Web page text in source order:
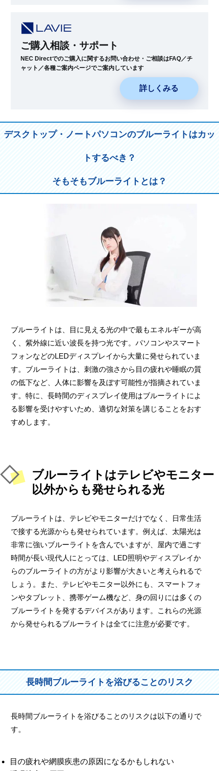
ご購入相談・サポート
NEC Directでのご購入に関するお問い合わせ・ご相談はFAQ／チ
ャット／各種ご案内ページでご案内しています
詳しくみる
デスクトップ・ノートパソコンのブルーライトはカッ
トするべき？
そもそもブルーライトとは？
ブルーライトは、目に見える光の中で最もエネルギーが高
く、紫外線に近い波長を持つ光です。パソコンやスマート
フォンなどのLEDディスプレイから大量に発せられていま
す。ブルーライトは、刺激の強さから目の疲れや睡眠の質
の低下など、人体に影響を及ぼす可能性が指摘されていま
す。特に、長時間のディスプレイ使用はブルーライトによ
る影響を受けやすいため、適切な対策を講じることをおす
すめします。
ブルーライトはテレビやモニター
以外からも発せられる光
ブルーライトは、テレビやモニターだけでなく、日常生活
で接する光源からも発せられています。例えば、太陽光は
非常に強いブルーライトを含んでいますが、屋内で過ごす
時間が長い現代人にとっては、LED照明やディスプレイか
らのブルーライトの方がより影響が大きいと考えられるで
しょう。また、テレビやモニター以外にも、スマートフォ
ンやタブレット、携帯ゲーム機など、身の回りには多くの
ブルーライトを発するデバイスがあります。これらの光源
から発せられるブルーライトは全てに注意が必要です。
長時間ブルーライトを浴びることのリスク
長時間ブルーライトを浴びることのリスクは以下の通りで
す。
目の疲れや網膜疾患の原因になるかもしれない